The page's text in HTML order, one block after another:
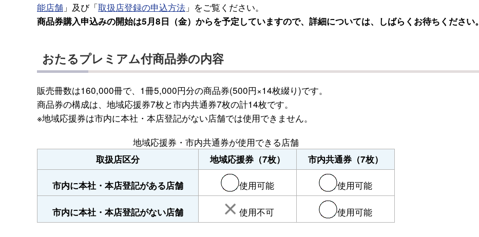
能店舗 」及び「取扱店登録の申込方法 」をご覧ください。
商品券購入申込みの開始は5月8日（金）からを予定していますので、詳細については、しばらくお待ちください。
おたるプレミアム付商品券の内容
販売冊数は160,000冊で、1冊5,000円分の商品券(500円×14枚綴り)です。
商品券の構成は、地域応援券7枚と市内共通券7枚の計14枚です。
※地域応援券は市内に本社・本店登記がない店舗では使用できません。
地域応援券・市内共通券が使用できる店舗
取扱店区分 地域応援券（7枚） 市内共通券（7枚）
市内に本社・本店登記がある店舗 使用可能 使用可能
市内に本社・本店登記がない店舗 使用不可 使用可能